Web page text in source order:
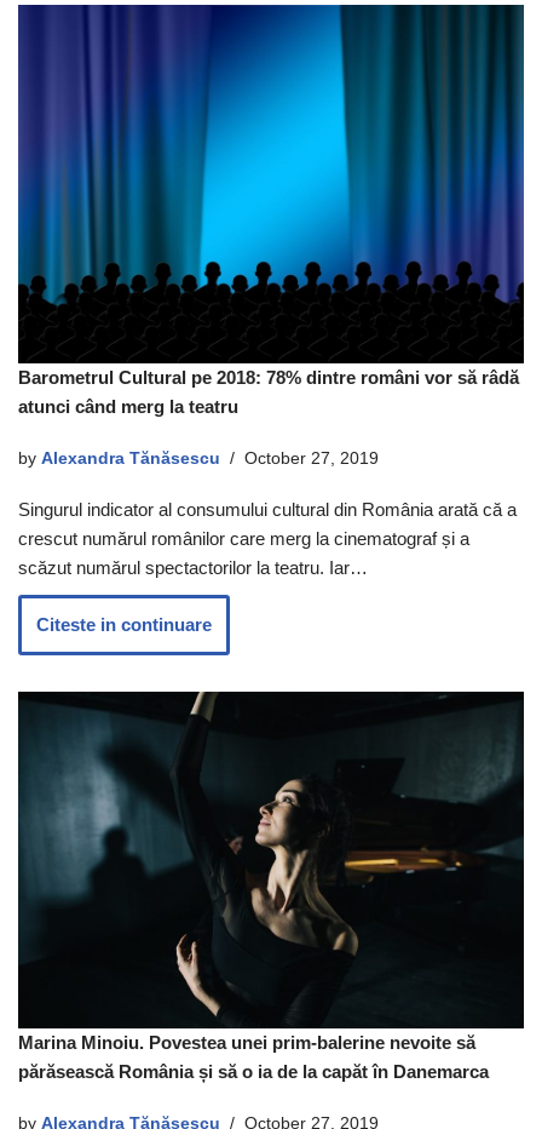
Barometrul Cultural pe 2018: 78% dintre români vor să râdă
atunci când merg la teatru
by Alexandra Tănăsescu October 27, 2019
Singurul indicator al consumului cultural din România arată că a
crescut numărul românilor care merg la cinematograf și a
scăzut numărul spectactorilor la teatru. Iar…
Citeste in continuare
Marina Minoiu. Povestea unei prim-balerine nevoite să
părăsească România și să o ia de la capăt în Danemarca
by Alexandra Tănăsescu October 27, 2019